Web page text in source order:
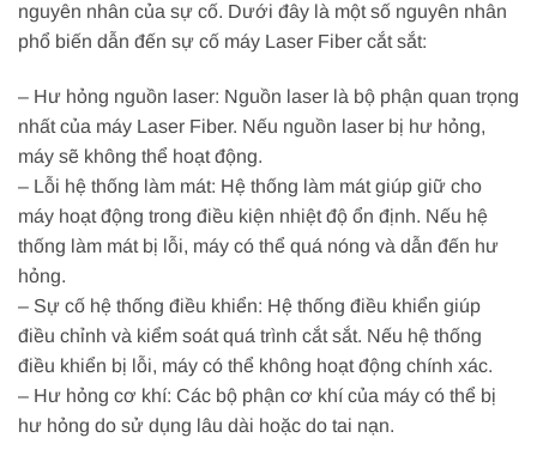
nguyên nhân của sự cố. Dưới đây là một số nguyên nhân
phổ biến dẫn đến sự cố máy Laser Fiber cắt sắt:
– Hư hỏng nguồn laser: Nguồn laser là bộ phận quan trọng
nhất của máy Laser Fiber. Nếu nguồn laser bị hư hỏng,
máy sẽ không thể hoạt động.
– Lỗi hệ thống làm mát: Hệ thống làm mát giúp giữ cho
máy hoạt động trong điều kiện nhiệt độ ổn định. Nếu hệ
thống làm mát bị lỗi, máy có thể quá nóng và dẫn đến hư
hỏng.
– Sự cố hệ thống điều khiển: Hệ thống điều khiển giúp
điều chỉnh và kiểm soát quá trình cắt sắt. Nếu hệ thống
điều khiển bị lỗi, máy có thể không hoạt động chính xác.
– Hư hỏng cơ khí: Các bộ phận cơ khí của máy có thể bị
hư hỏng do sử dụng lâu dài hoặc do tai nạn.